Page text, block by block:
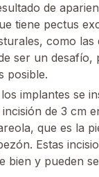
de
tiene pectus
como las
ser un desafío,
posible.
implantes se
de 3 cm
que es la
Estas
bien y pueden